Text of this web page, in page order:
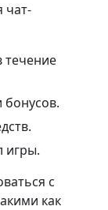
чат-
течение
бонусов.
игры.
с
как